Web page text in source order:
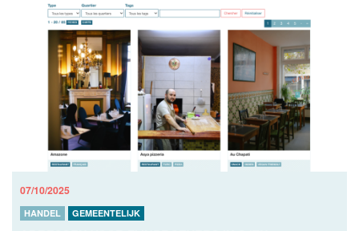
07/10/2025
HANDEL GEMEENTELIJK